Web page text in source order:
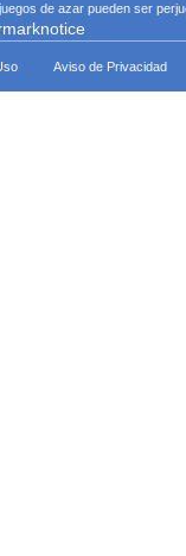
de azar pueden ser
Aviso de Privacidad